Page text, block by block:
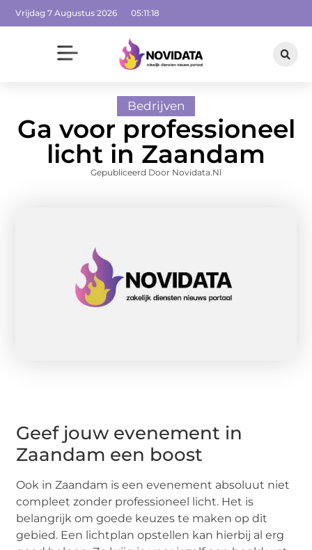
Vrijdag 7 Augustus 2026 05:11:19
Bedrijven
Ga voor professioneel
licht in Zaandam
Gepubliceerd Door Novidata.nl
Geef jouw evenement in
Zaandam een boost
Ook in Zaandam is een evenement absoluut niet
compleet zonder professioneel licht. Het is
belangrijk om goede keuzes te maken op dit
gebied. Een lichtplan opstellen kan hierbij al erg